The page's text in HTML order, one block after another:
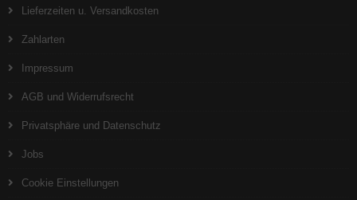
Lieferzeiten u. Versandkosten
Zahlarten
Impressum
AGB und Widerrufsrecht
Privatsphäre und Datenschutz
Jobs
Cookie Einstellungen